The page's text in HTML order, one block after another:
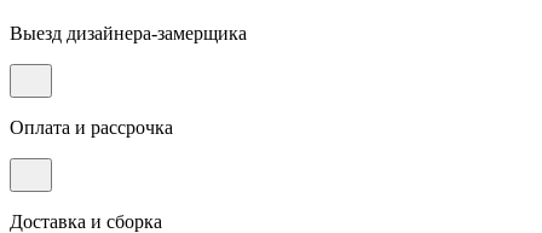
Выезд дизайнера-замерщика
Оплата и рассрочка
Доставка и сборка